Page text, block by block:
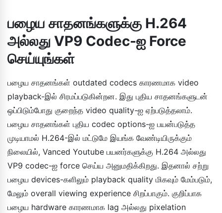
பழைய சாதனங்களுக்கு H.264
அல்லது VP9 Codec-ஐ Force
செய்யுங்கள்
பழைய சாதனங்கள் outdated codecs காரணமாக video
playback-இல் சிரமப்படுகின்றன. இது புதிய சாதனங்களுடன்
ஒப்பிடும்போது குறைந்த video quality-ஐ ஏற்படுத்தலாம்.
பழைய சாதனங்கள் புதிய codec options-ஐ பயன்படுத்த
முடியாமல் H.264-இல் மட்டுமே இயங்க வேண்டியிருக்கும்
நிலையில், Vanced Youtube பயனர்களுக்கு H.264 அல்லது
VP9 codec-ஐ force செய்ய அனுமதிக்கிறது. இதனால் சற்று
பழைய devices-களிலும் playback quality மிகவும் மேம்படும்,
மேலும் overall viewing experience சிறப்பாகும். குறிப்பாக
பழைய hardware காரணமாக lag அல்லது pixelation